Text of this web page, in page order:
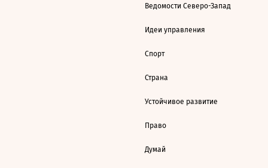
Ведомости Северо-Запад
Идеи управления
Спорт
Страна
Устойчивое развитие
Право
Думай